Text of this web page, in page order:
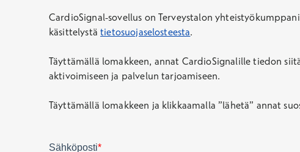
CardioSignal-sovellus on Terveystalon
käsittelystätietosuojaselosteesta.
Täyttämällä lomakkeen, annat CardioSignalille tiedon
aktivoimiseen ja palvelun tarjoamiseen.
Täyttämällä lomakkeen ja klikkaamalla ”lähetä” annat